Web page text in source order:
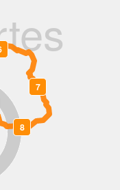
0
7
8